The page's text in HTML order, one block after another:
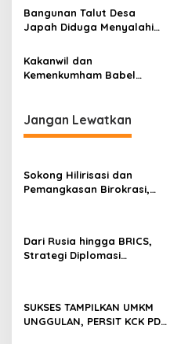
Anggaran Silum
Bangunan Talut Desa
Japah Diduga Menyalahi
Pembangunan Memakai
Dana Siluman
Kakanwil dan
Kemenkumham Babel
Pengawasan Tenaga Kerja
Asing
Jangan Lewatkan
Sokong Hilirisasi dan
Pemangkasan Birokrasi,
Dari Rusia hingga BRICS,
Strategi Diplomasi
SUKSES TAMPILKAN UMKM
UNGGULAN, PERSIT KCK PD